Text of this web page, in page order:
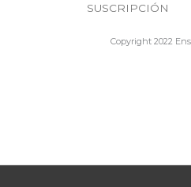
SUSCRIPCIÓN
Copyright 2022